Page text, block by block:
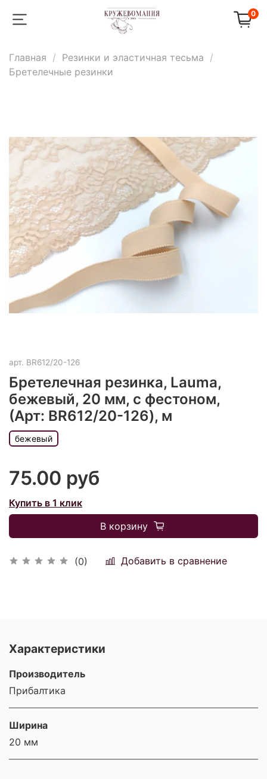
0
Главная
Резинки и эластичная тесьма
Бретелечные резинки
арт. BR612/20-126
Бретелечная резинка, Lauma,
бежевый, 20 мм, с фестоном,
(Арт: BR612/20-126), м
(0) Добавить в сравнение
бежевый
75.00 руб
Купить в 1 клик
В корзину
Характеристики
Производитель
Прибалтика
Ширина
20 мм